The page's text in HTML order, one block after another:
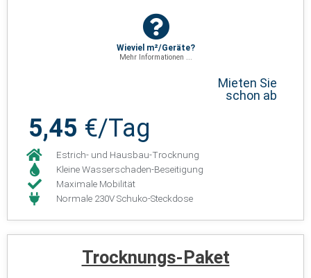
Wieviel m²/Geräte?
Mehr Informationen ...
Mieten Sie
schon ab
5,45 €/Tag
Estrich- und Hausbau-Trocknung
Kleine Wasserschaden-Beseitigung
Maximale Mobilität
Normale 230V Schuko-Steckdose
Trocknungs-Paket